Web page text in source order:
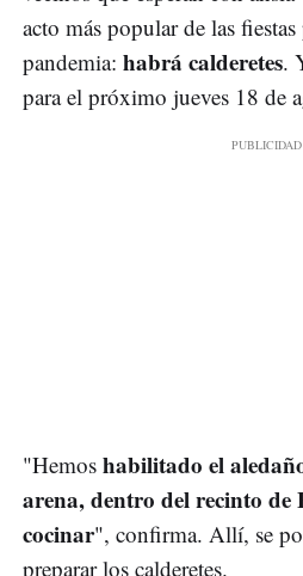
acto más popular de las
pandemia: habrá calderetes.
para el próximo jueves 18 de
"Hemos habilitado el
arena, dentro del recinto de
cocinar", confirma. Allí, se
preparar los calderetes.